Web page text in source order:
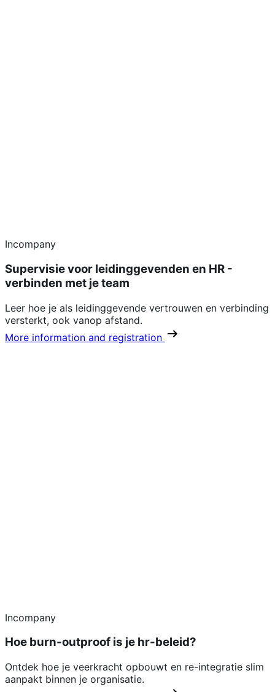
Incompany
Supervisie voor leidinggevenden en HR -
verbinden met je team
Leer hoe je als leidinggevende vertrouwen en verbinding
versterkt, ook vanop afstand.
More information and registration
Incompany
Hoe burn-outproof is je hr-beleid?
Ontdek hoe je veerkracht opbouwt en re-integratie slim
aanpakt binnen je organisatie.